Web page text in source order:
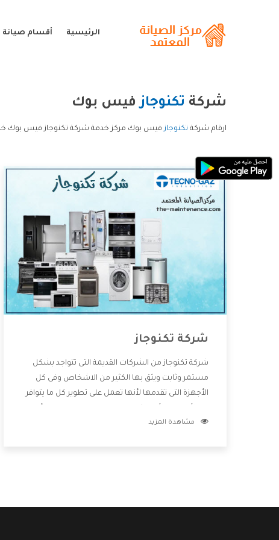
الرئيسية أقسام صيانة
شركة تكنوجازفيس بوك
ارقام شركة تكنوجازفيس بوك مركز خدمة شركة تكنوجاز فيس بوك
شركة تكنوجاز
شركة تكنوجاز من الشركات القديمة التى تتواجد بشكل
مستمر وثابت ويثق بها الكثير من الاشخاص وفى كل
الأجهزة التى تقدمها لأنها تعمل على تطوير كل ما يتوافر
خدمات ما بعد البيع مع المنتجات وتقدم للعملاء أقوى
مشاهدة المزيد